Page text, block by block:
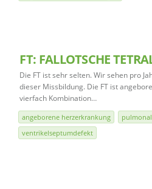
FT: FALLOTSCHE
Die FT ist sehr selten. Wir sehen pro
dieser Missbildung. Die FT ist
vierfach Kombination…
angeborene herzerkrankung
ventrikelseptumdefekt